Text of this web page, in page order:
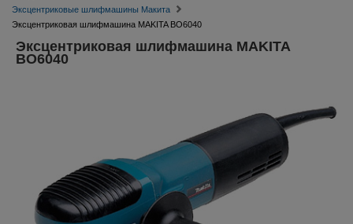
Эксцентриковые шлифмашины Макита
Эксцентриковая шлифмашина MAKITA BO6040
Эксцентриковая шлифмашина MAKITA
BO6040